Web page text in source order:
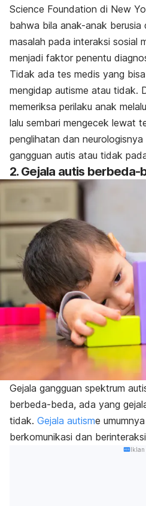
Science Foundation di New
bahwa bila anak-anak berusia
masalah pada interaksi sosial
menjadi faktor penentu
Tidak ada tes medis yang
mengidap autisme atau tidak.
memeriksa perilaku anak
lalu sembari mengecek lewat
penglihatan dan
gangguan autis atau tidak
2. Gejala autis berbeda-
Gejala gangguan spektrum
berbeda-beda, ada yang
tidak. Gejala autisme
berkomunikasi dan
Iklan